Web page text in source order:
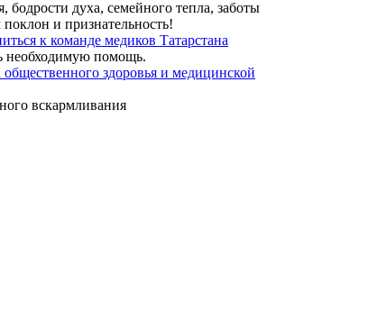
духа, семейного тепла, заботы
и признательность!
к команде медиков Татарстана
необходимую помощь.
здоровья и медицинской
вскармливания